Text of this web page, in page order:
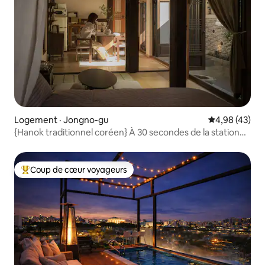
Logement · Jongno-gu Note
4,98 (43)
{Hanok traditionnel coréen} À 30 secondes de la station
DDP / Cheonggyecheon / Jongno / Sélection d'excellents
hanoks / Maximum 5 personnes /
Coup de cœur voyageurs parmi les plus aimés
Coup de cœur voyageurs